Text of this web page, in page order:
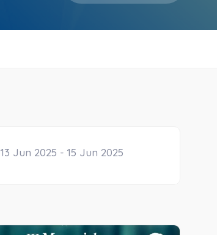
13 Jun 2025 - 15 Jun 2025